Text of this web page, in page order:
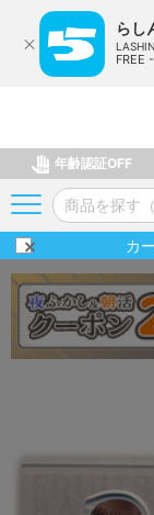
らし
FREE
年齢認証OFF
カ